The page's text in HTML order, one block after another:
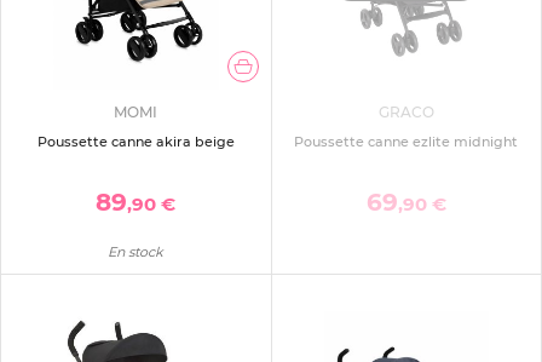
MOMI
Poussette canne akira beige
89,90 €
En stock
GRACO
Poussette canne ezlite midnight
69,90 €